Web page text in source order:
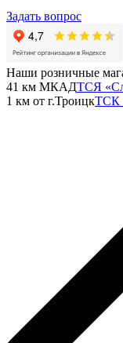
Задать вопрос
Наши розничные
41 км МКАДТСЯ
1 км от г.ТроицкТСК